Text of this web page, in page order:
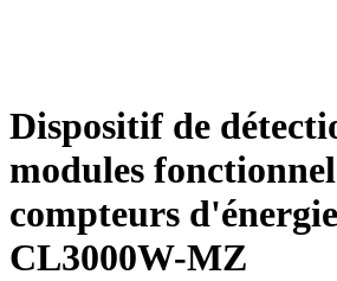
Dispositif de
modules
compteurs
CL3000W-MZ